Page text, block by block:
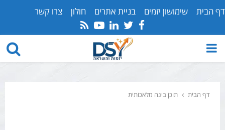
דף הבית שימושון יזמים בניית אתרים חולון צרו קשר
Facebook
Twitter
Linkedin
Youtube
Rss
PRIMARY
דף הבית תוכן בינה מלאכותית